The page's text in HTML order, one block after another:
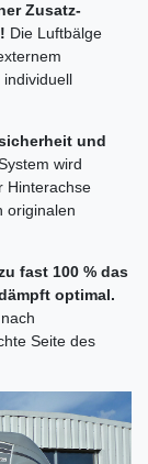
Zusatz-
Die Luftbälge
und
wird
Hinterachse
originalen
fast 100 % das
optimal.
Seite des